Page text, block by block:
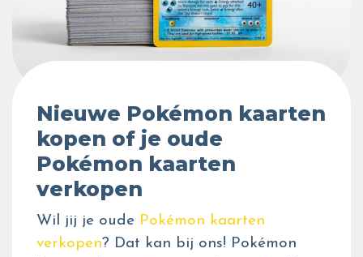
Nieuwe Pokémon kaarten
kopen of je oude
Pokémon kaarten
verkopen
Wil jij je oude Pokémon kaarten
verkopen? Dat kan bij ons! Pokémon